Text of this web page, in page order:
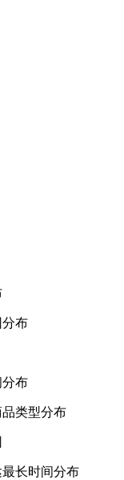
分布
分布
类型分布
长时间分布